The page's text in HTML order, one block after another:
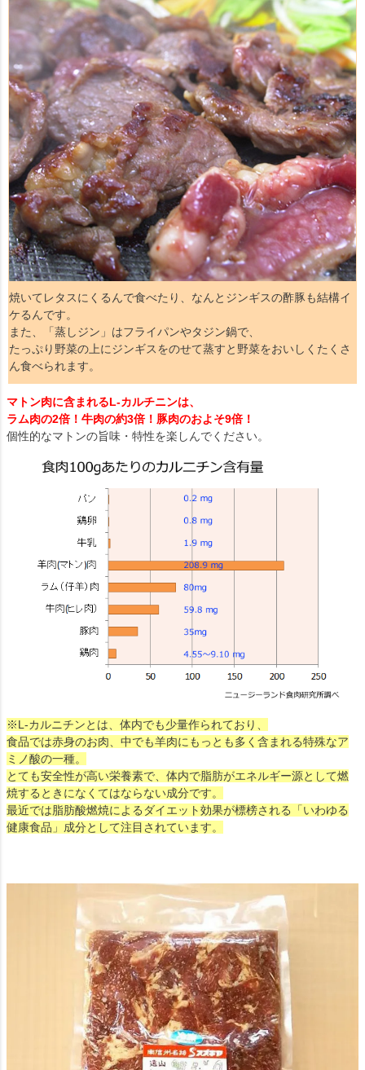
焼いてレタスにくるんで食べたり、なんとジンギスの酢豚も結構イ
ケるんです。
また、「蒸しジン」はフライパンやタジン鍋で、
たっぷり野菜の上にジンギスをのせて蒸すと野菜をおいしくたくさ
ん食べられます。
マトン肉に含まれるL-カルチニンは、
ラム肉の2倍！牛肉の約3倍！豚肉のおよそ9倍！
個性的なマトンの旨味・特性を楽しんでください。
※L-カルニチンとは、体内でも少量作られており、
食品では赤身のお肉、中でも羊肉にもっとも多く含まれる特殊なア
ミノ酸の一種。
とても安全性が高い栄養素で、体内で脂肪がエネルギー源として燃
焼するときになくてはならない成分です。
最近では脂肪酸燃焼によるダイエット効果が標榜される「いわゆる
健康食品」成分として注目されています。